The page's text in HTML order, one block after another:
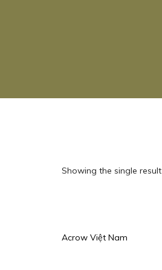
Showing the single result
Acrow Việt Nam